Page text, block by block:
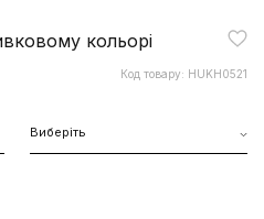
кольорі
Код товару: HUKH0521
Виберіть